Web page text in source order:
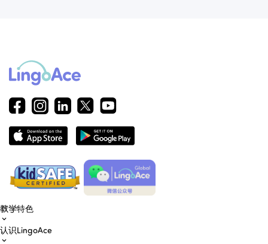
教学特色
认识LingoAce